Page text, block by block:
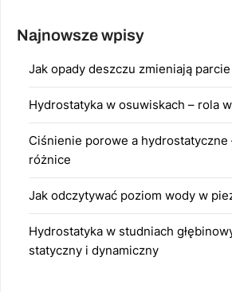
Najnowsze wpisy
Jak opady deszczu zmieniają
Hydrostatyka w osuwiskach – rola
Ciśnienie porowe a hydrostatyczne
różnice
Jak odczytywać poziom wody w
Hydrostatyka w studniach
statyczny i dynamiczny